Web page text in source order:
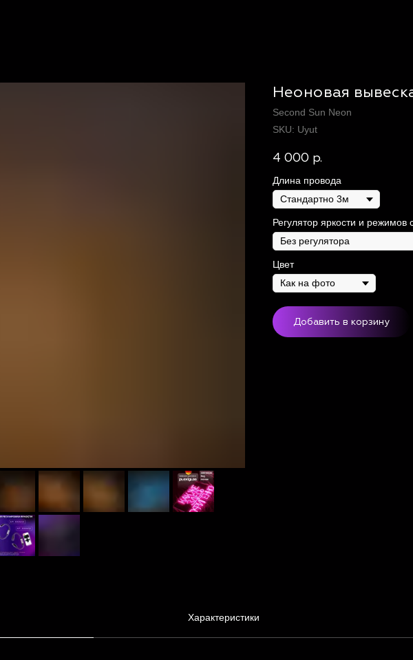
Неоновая
Second Sun Neon
SKU: Uyut
4 000 р.
Длина провода
Регулятор яркости и режимов
Цвет
Добавить в корзину
Характеристики